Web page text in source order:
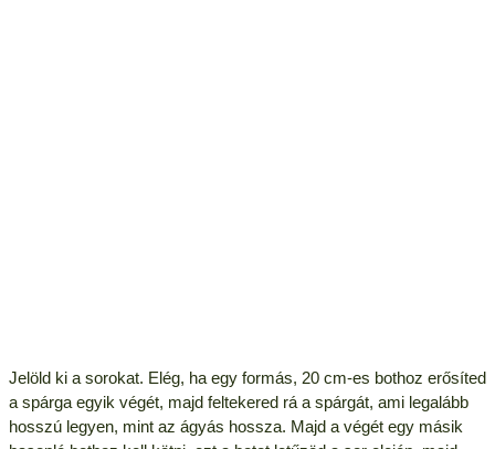
Jelöld ki a sorokat. Elég, ha egy formás, 20 cm-es bothoz erősíted
a spárga egyik végét, majd feltekered rá a spárgát, ami legalább
hosszú legyen, mint az ágyás hossza. Majd a végét egy másik